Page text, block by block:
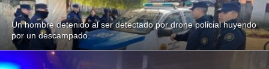
Un hombre detenido al ser detectado por drone policial huyendo
por un descampado.